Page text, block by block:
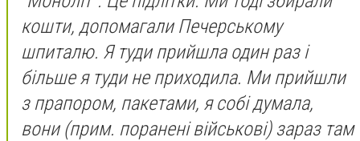
кошти, допомагали Печерському
шпиталю. Я туди прийшла один раз і
більше я туди не приходила. Ми прийшли
з прапором, пакетами, я собі думала,
вони (прим. поранені військові) зараз там